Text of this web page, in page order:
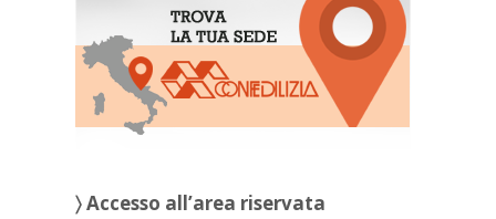
〉 Accesso all’area riservata